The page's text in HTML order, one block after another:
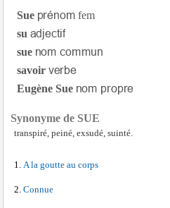
Sue
fem
su
sue
savoir
Eugène Sue
Synonyme de SUE
transpiré, peiné, exsudé, suinté.
A la goutte au corps
Connue